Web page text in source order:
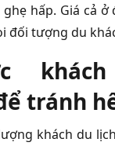
hấp. Giá cả ở
đối tượng du
tránh
khách du